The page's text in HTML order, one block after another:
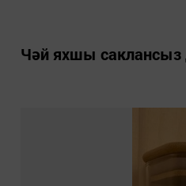
Чәй яхшы саклансыз